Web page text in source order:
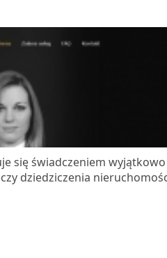
się świadczeniem wyjątkowo
dziedziczenia